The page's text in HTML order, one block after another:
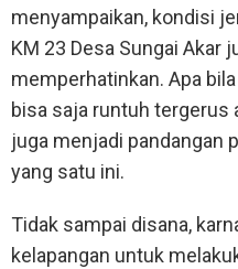
menyampaikan, kondisi
KM 23 Desa Sungai Akar
memperhatinkan. Apa
bisa saja runtuh tergerus
juga menjadi pandangan
yang satu ini.
Tidak sampai disana,
kelapangan untuk